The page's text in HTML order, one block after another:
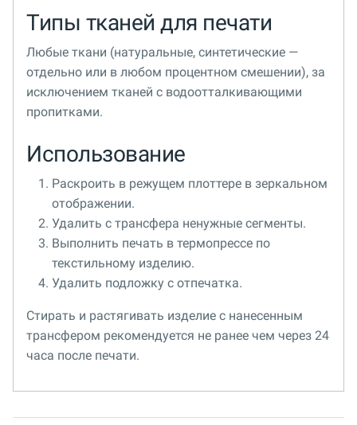
Типы тканей для печати
Любые ткани (натуральные, синтетические —
отдельно или в любом процентном смешении), за
исключением тканей с водоотталкивающими
пропитками.
Использование
Раскроить в режущем плоттере в зеркальном
отображении.
Удалить с трансфера ненужные сегменты.
Выполнить печать в термопрессе по
текстильному изделию.
Удалить подложку с отпечатка.
Стирать и растягивать изделие с нанесенным
трансфером рекомендуется не ранее чем через 24
часа после печати.